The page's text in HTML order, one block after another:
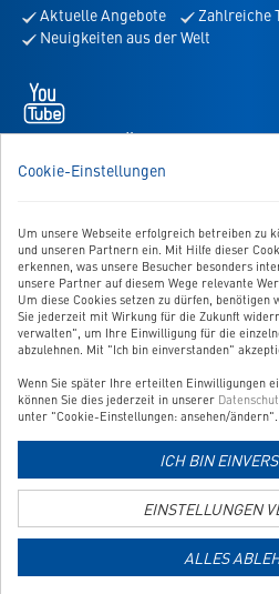
Cookie-Einstellungen
Um unsere Webseite erfolgreich betreiben zu
und unseren Partnern ein. Mit Hilfe dieser
erkennen, was unsere Besucher besonders
unsere Partner auf diesem Wege relevante
Um diese Cookies setzen zu dürfen,
Sie jederzeit mit Wirkung für die Zukunft
verwalten", um Ihre Einwilligung für die
abzulehnen. Mit "Ich bin einverstanden"
Wenn Sie später Ihre erteilten Einwilligungen
können Sie dies jederzeit in unserer
unter "Cookie-Einstellungen: ansehen/ändern".
ICH BIN
EINSTELLUNGEN
ALLES
für
den
Aktuelle Angebote
Zahlreiche
Neuigkeiten aus der Welt
öffnet
neuem
WIR SIND FÜR SIE DA!
Sie haben Fragen, Anregungen oder
Zum Kontaktformular
BESTELLUNG
UNSER SERVICE
UNSERE TOP-KATEGORIEN
GEPRÜFTE QUALITÄT
zur